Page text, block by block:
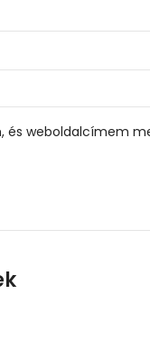
weboldalcímem